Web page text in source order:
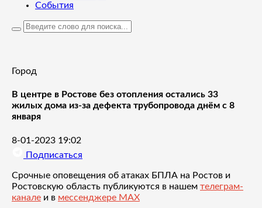
События
Город
В центре в Ростове без отопления остались 33
жилых дома из-за дефекта трубопровода днём с 8
января
8-01-2023 19:02
Подписаться
Срочные оповещения об атаках БПЛА на Ростов и
Ростовскую область публикуются в нашем телеграм-
канале и в мессенджере MAX